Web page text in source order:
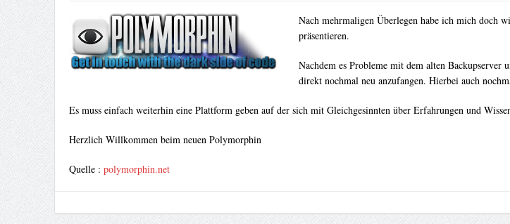
Nach mehrmaligen Überlegen habe ich mich doch
präsentieren.
Nachdem es Probleme mit dem alten
direkt nochmal neu anzufangen. Hierbei auch
Es muss einfach weiterhin eine Plattform geben auf der sich mit Gleichgesinnten über Erfahrungen und
Herzlich Willkommen beim neuen Polymorphin
Quelle : polymorphin.net